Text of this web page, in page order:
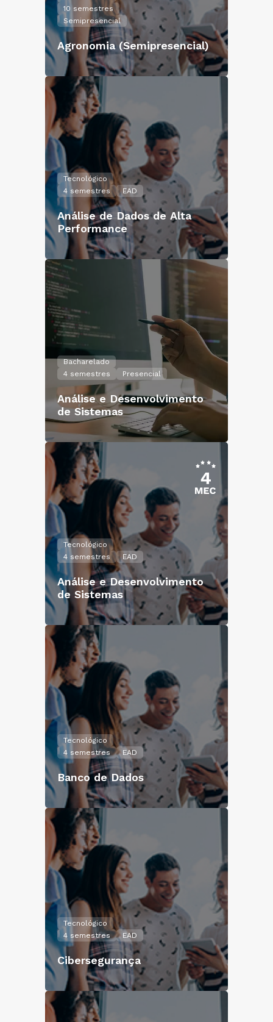
10 semestres
Semipresencial
Agronomia (Semipresencial)
Tecnológico
4 semestres
EAD
Análise de Dados de Alta
Performance
Bacharelado
4 semestres
Presencial
Análise e Desenvolvimento
de Sistemas
Tecnológico
4 semestres
EAD
Análise e Desenvolvimento
de Sistemas
Tecnológico
4 semestres
EAD
Banco de Dados
Tecnológico
4 semestres
EAD
Cibersegurança